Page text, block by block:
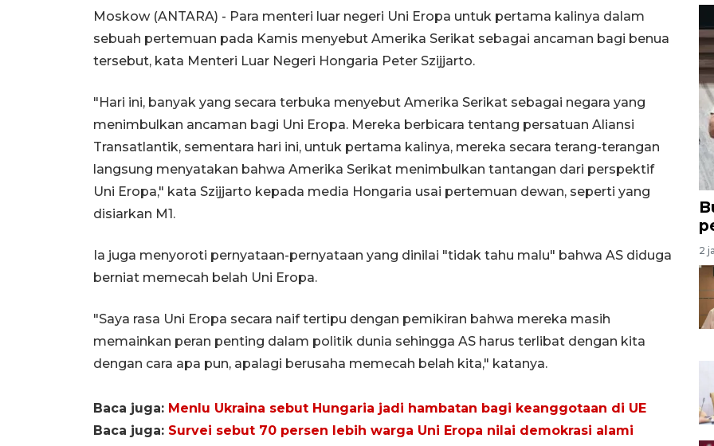
Moskow (ANTARA) - Para menteri luar negeri Uni Eropa untuk pertama kalinya dalam
sebuah pertemuan pada Kamis menyebut Amerika Serikat sebagai ancaman bagi benua
tersebut, kata Menteri Luar Negeri Hongaria Peter Szijjarto.
"Hari ini, banyak yang secara terbuka menyebut Amerika Serikat sebagai negara yang
menimbulkan ancaman bagi Uni Eropa. Mereka berbicara tentang persatuan Aliansi
Transatlantik, sementara hari ini, untuk pertama kalinya, mereka secara terang-terangan
langsung menyatakan bahwa Amerika Serikat menimbulkan tantangan dari perspektif
Uni Eropa," kata Szijjarto kepada media Hongaria usai pertemuan dewan, seperti yang
disiarkan M1.
Ia juga menyoroti pernyataan-pernyataan yang dinilai "tidak tahu malu" bahwa AS diduga
berniat memecah belah Uni Eropa.
"Saya rasa Uni Eropa secara naif tertipu dengan pemikiran bahwa mereka masih
memainkan peran penting dalam politik dunia sehingga AS harus terlibat dengan kita
dengan cara apa pun, apalagi berusaha memecah belah kita," katanya.
Baca juga: Menlu Ukraina sebut Hungaria jadi hambatan bagi keanggotaan di UE
Baca juga: Survei sebut 70 persen lebih warga Uni Eropa nilai demokrasi alami
2